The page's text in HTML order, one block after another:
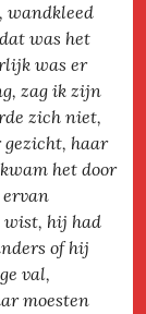
wandkleed
was het
was er
zag ik zijn
zich niet,
gezicht, haar
het door
wist, hij had
of hij
val,
moesten